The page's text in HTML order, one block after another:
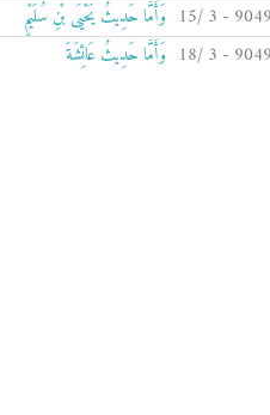
90490 -
وَأَمَّا حَدِيثُ يَحْيَى بْنِ سُلَيْمٍ
90493 - وَأَمَّا حَدِيثُ عَائِشَةَ